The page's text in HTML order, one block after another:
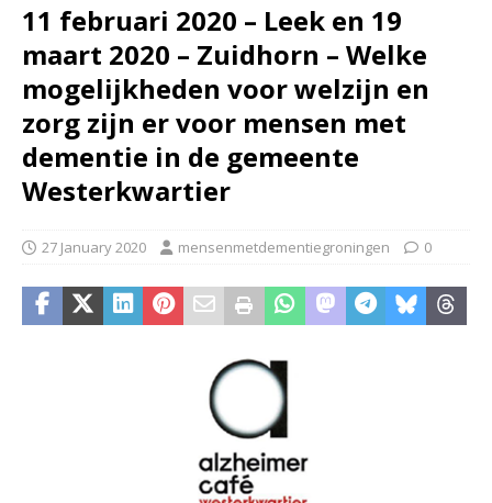
11 februari 2020 – Leek en 19
maart 2020 – Zuidhorn – Welke
mogelijkheden voor welzijn en
zorg zijn er voor mensen met
dementie in de gemeente
Westerkwartier
27 January 2020 mensenmetdementiegroningen 0